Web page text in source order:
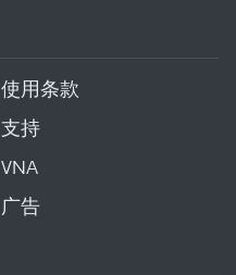
使用条款
支持
VNA
广告